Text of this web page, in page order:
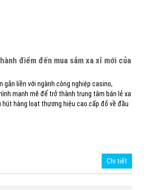
điểm đến mua sắm xa xỉ mới của
gắn liền với ngành công nghiệp casino,
mạnh mẽ để trở thành trung tâm bán lẻ xa
hút hàng loạt thương hiệu cao cấp đổ về đầu
Chi tiết